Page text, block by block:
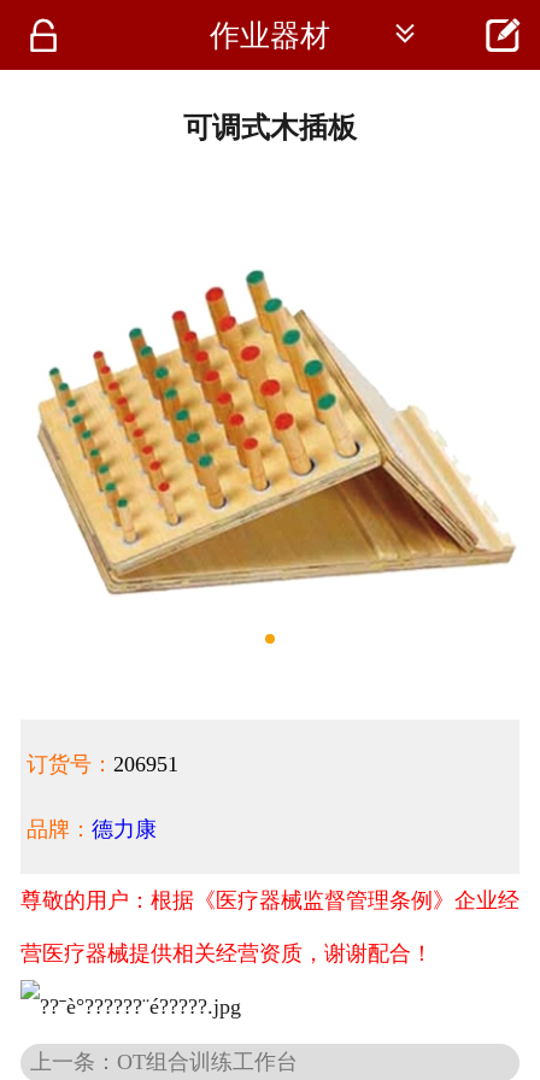
 首页
 作业器材  
可调式木插板
订货号： 206951
品牌： 德力康
尊敬的用户：根据《医疗器械监督管理条例》企业经
营医疗器械提供相关经营资质，谢谢配合！
上一条：OT组合训练工作台